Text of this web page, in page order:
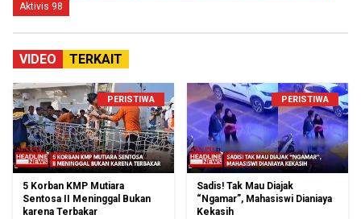
Aktivis 98
VIDEO TERKAIT
PERISTIWA
5 Korban KMP Mutiara
Sentosa II Meninggal Bukan
karena Terbakar
PERISTIWA
Sadis! Tak Mau Diajak
“Ngamar”, Mahasiswi Dianiaya
Kekasih